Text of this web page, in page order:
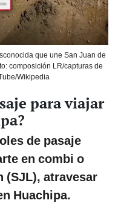
que une San Juan de
composición LR/capturas de
Wikipedia
para viajar
de pasaje
en combi o
(SJL), atravesar
Huachipa.